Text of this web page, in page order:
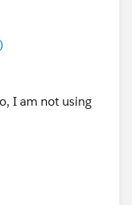
I am not using